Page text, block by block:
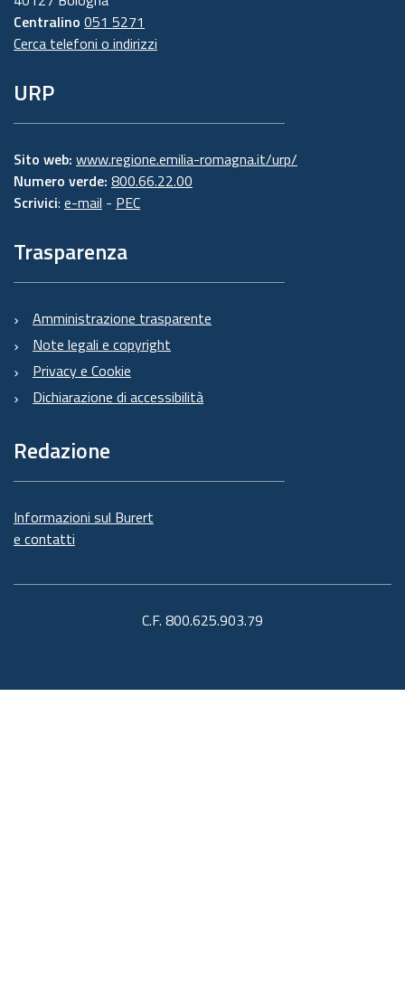
Centralino 051 5271
Cerca telefoni o indirizzi
URP
Sito web: www.regione.emilia-romagna.it/urp/
Numero verde: 800.66.22.00
Scrivici: e-mail - PEC
Trasparenza
Amministrazione trasparente
Note legali e copyright
Privacy e Cookie
Dichiarazione di accessibilità
Redazione
Informazioni sul Burert
e contatti
C.F. 800.625.903.79